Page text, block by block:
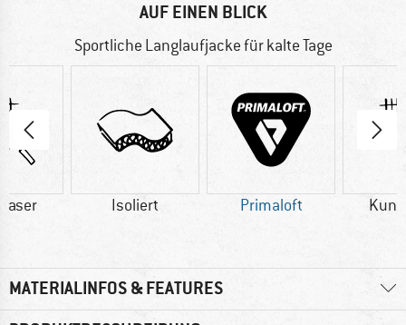
AUF EINEN BLICK
Sportliche Langlaufjacke für kalte Tage
Isoliert Primaloft
MATERIALINFOS & FEATURES